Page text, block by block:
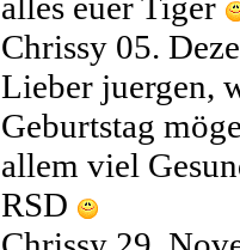
Chrissy 05.
Lieber juergen,
Geburtstag
allem viel
RSD